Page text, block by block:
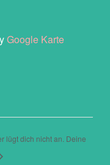
Google Karte
lügt dich nicht an. Deine